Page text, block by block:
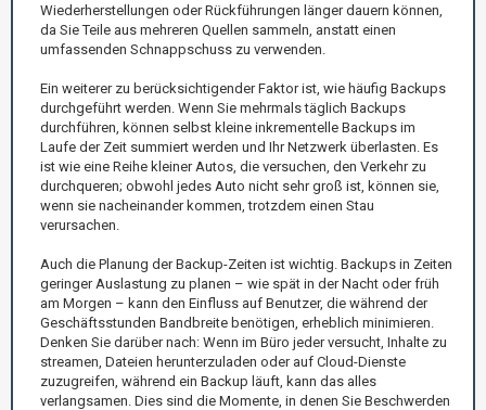
Wiederherstellungen oder Rückführungen länger dauern können,
da Sie Teile aus mehreren Quellen sammeln, anstatt einen
umfassenden Schnappschuss zu verwenden.
Ein weiterer zu berücksichtigender Faktor ist, wie häufig Backups
durchgeführt werden. Wenn Sie mehrmals täglich Backups
durchführen, können selbst kleine inkrementelle Backups im
Laufe der Zeit summiert werden und Ihr Netzwerk überlasten. Es
ist wie eine Reihe kleiner Autos, die versuchen, den Verkehr zu
durchqueren; obwohl jedes Auto nicht sehr groß ist, können sie,
wenn sie nacheinander kommen, trotzdem einen Stau
verursachen.
Auch die Planung der Backup-Zeiten ist wichtig. Backups in Zeiten
geringer Auslastung zu planen – wie spät in der Nacht oder früh
am Morgen – kann den Einfluss auf Benutzer, die während der
Geschäftsstunden Bandbreite benötigen, erheblich minimieren.
Denken Sie darüber nach: Wenn im Büro jeder versucht, Inhalte zu
streamen, Dateien herunterzuladen oder auf Cloud-Dienste
zuzugreifen, während ein Backup läuft, kann das alles
verlangsamen. Dies sind die Momente, in denen Sie Beschwerden